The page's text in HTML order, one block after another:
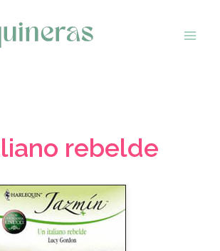
rebelde